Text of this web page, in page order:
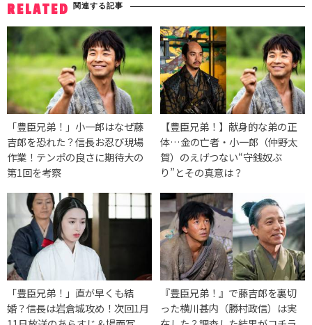
RELATED 関連する記事
「豊臣兄弟！」小一郎はなぜ藤
吉郎を恐れた？信長お忍び現場
作業！テンポの良さに期待大の
第1回を考察
【豊臣兄弟！】献身的な弟の正
体…金の亡者・小一郎（仲野太
賀）のえげつない“守銭奴ぶ
り”とその真意は？
「豊臣兄弟！」直が早くも結
婚？信長は岩倉城攻め！次回1月
『豊臣兄弟！』で藤吉郎を裏切
った横川甚内（勝村政信）は実